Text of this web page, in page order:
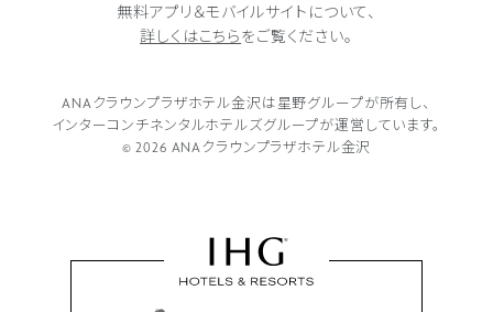
無料アプリ＆モバイルサイトについて、
詳しくはこちら をご覧ください。
ANAクラウンプラザホテル金沢は 星野グループが所有し、
インターコンチネンタルホテルズグループが運営しています。
© 2026 ANAクラウンプラザホテル金沢